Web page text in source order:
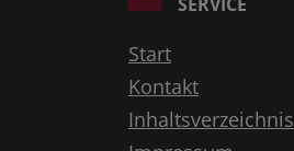
Start
Kontakt
Inhaltsverzeichnis